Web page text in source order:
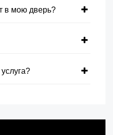
в мою дверь?